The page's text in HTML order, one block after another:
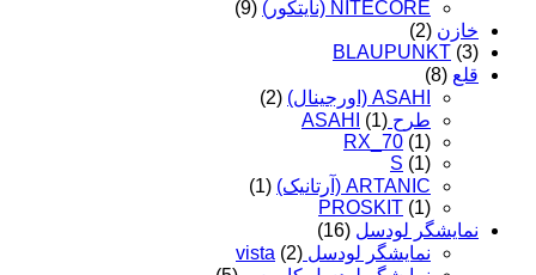
NITECORE (نایتکور)
(9)
خازن (2)
BLAUPUNKT (3)
قلع (8)
ASAHI (اورجینال)
(2)
طرح ASAHI (1)
RX_70 (1)
S (1)
ARTANIC (آرتانیک)
(1)
PROSKIT (1)
نمایشگر لودسل (16)
نمایشگر لودسل vista (2)